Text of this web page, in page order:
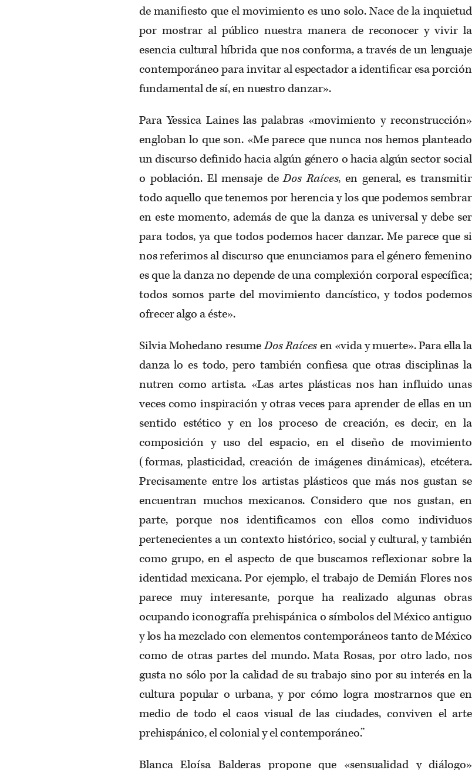
de maniﬁesto que el movimiento es uno solo. Nace de la inquietud
por mostrar al público nuestra manera de reconocer y vivir la
esencia cultural híbrida que nos conforma, a través de un lenguaje
contemporáneo para invitar al espectador a identiﬁcar esa porción
fundamental de sí, en nuestro danzar».
Para Yessica Laines las palabras «movimiento y reconstrucción»
engloban lo que son. «Me parece que nunca nos hemos planteado
un discurso definido hacia algún género o hacia algún sector social
o población. El mensaje deDos Raíces, en general, es transmitir
todo aquello que tenemos por herencia y los que podemos sembrar
en este momento, además de que la danza es universal y debe ser
para todos, ya que todos podemos hacer danzar. Me parece que si
nos referimos al discurso que enunciamos para el género femenino
es que la danza no depende de una complexión corporal específica;
todos somos parte del movimiento dancístico, y todos podemos
ofrecer algo a éste».
Silvia Mohedano resumeDos Raícesen «vida y muerte». Para ella la
danza lo es todo, pero también confiesa que otras disciplinas la
nutren como artista. «Las artes plásticas nos han influido unas
veces como inspiración y otras veces para aprender de ellas en un
sentido estético y en los proceso de creación, es decir, en la
composición y uso del espacio, en el diseño de movimiento
(formas, plasticidad, creación de imágenes dinámicas), etcétera.
Precisamente entre los artistas plásticos que más nos gustan se
encuentran muchos mexicanos. Considero que nos gustan, en
parte, porque nos identificamos con ellos como individuos
pertenecientes a un contexto histórico, social y cultural, y también
como grupo, en el aspecto de que buscamos reflexionar sobre la
identidad mexicana. Por ejemplo, el trabajo de Demián Flores nos
parece muy interesante, porque ha realizado algunas obras
ocupando iconografía prehispánica o símbolos del México antiguo
y los ha mezclado con elementos contemporáneos tanto de México
como de otras partes del mundo. Mata Rosas, por otro lado, nos
gusta no sólo por la calidad de su trabajo sino por su interés en la
cultura popular o urbana, y por cómo logra mostrarnos que en
medio de todo el caos visual de las ciudades, conviven el arte
prehispánico, el colonial y el contemporáneo.”
Blanca Eloísa Balderas propone que «sensualidad y diálogo»